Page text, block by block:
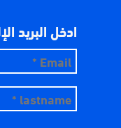
ادخل البريد